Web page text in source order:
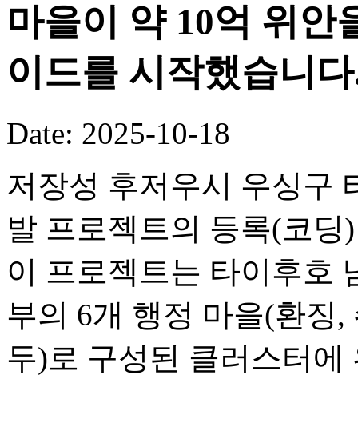
마을이 약 10억 위안
이드를 시작했습니
Date: 2025-10-18
저장성 후저우시 우싱구
발 프로젝트의 등록(코
이 프로젝트는 타이후호
부의 6개 행정 마을(환징
두)로 구성된 클러스터에